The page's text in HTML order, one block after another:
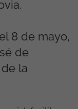
8 de mayo,
de
la